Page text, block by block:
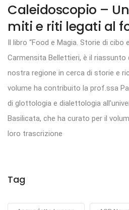
Caleidoscopio –
miti e riti legati al
Il libro “Food e Magia. Storie di cibo
Carmensita Bellettieri, è il riassunto
nostra regione in cerca di storie e
volume ha contribuito la prof.ssa
di glottologia e dialettologia
Basilicata, che ha curato per il
loro trascrizione
Tag